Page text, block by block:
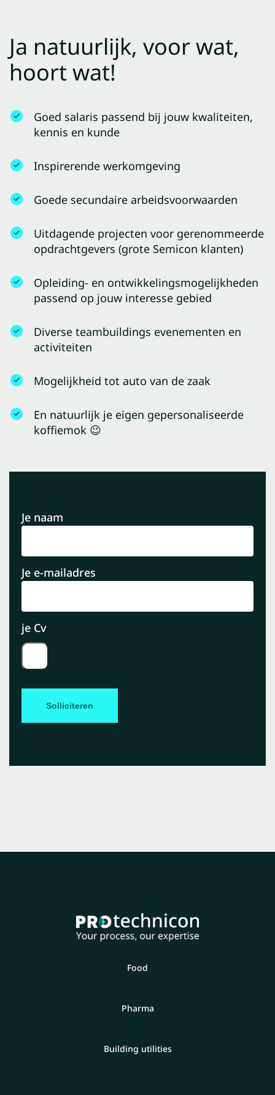
Ja natuurlijk, voor wat,
hoort wat!
Goed salaris passend bij jouw kwaliteiten,
kennis en kunde
Inspirerende werkomgeving
Goede secundaire arbeidsvoorwaarden
Uitdagende projecten voor gerenommeerde
opdrachtgevers (grote Semicon klanten)
Opleiding- en ontwikkelingsmogelijkheden
passend op jouw interesse gebied
Diverse teambuildings evenementen en
activiteiten
Mogelijkheid tot auto van de zaak
En natuurlijk je eigen gepersonaliseerde
koffiemok 😉
Je naam
Je e-mailadres
je Cv
Food
Pharma
Building utilities